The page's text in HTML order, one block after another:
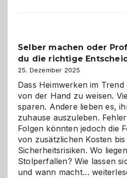
und
Zukunft
Selber machen oder
du die richtige
25. Dezember 2025
Dass Heimwerken im
von der Hand zu weisen.
sparen. Andere lieben es,
zuhause auszuleben.
Folgen könnten jedoch die
von zusätzlichen Kosten
Sicherheitsrisiken. Wo
Stolperfallen? Wie lassen
und wann macht…Selber